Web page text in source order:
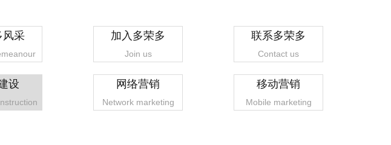
风采 加入多荣多
Join us
联系多荣多
Contact us
设 网络营销
Network marketing
移动营销
Mobile marketing